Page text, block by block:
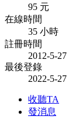
95 元
在線時間
35 小時
註冊時間
2012-5-27
最後登錄
2022-5-27
收聽TA
發消息